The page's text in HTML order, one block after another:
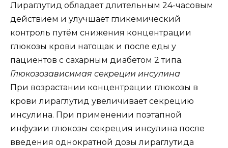
Лираглутид обладает длительным 24-часовым
действием и улучшает гликемический
контроль путём снижения концентрации
глюкозы крови натощак и после еды у
пациентов с сахарным диабетом 2 типа.
Глюкозозависимая секреции инсулина
При возрастании концентрации глюкозы в
крови лираглутид увеличивает секрецию
инсулина. При применении поэтапной
инфузии глюкозы секреция инсулина после
введения однократной дозы лираглутида